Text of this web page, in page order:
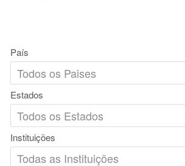
País
Estados
Instituições